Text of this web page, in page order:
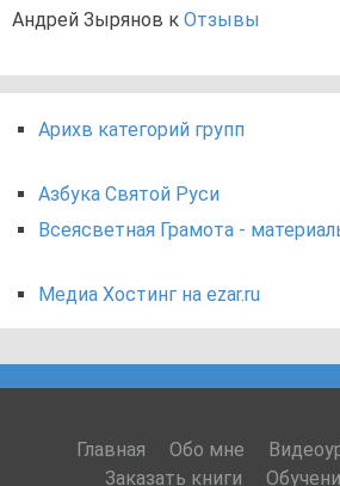
Андрей Зырянов к Отзывы
Арихв категорий групп
Азбука Святой Руси
Всеясветная Грамота -
Медиа Хостинг на ezar.ru
Главная Обо мне
Заказать книги